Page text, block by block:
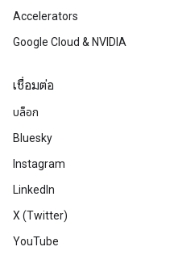
Accelerators
Google Cloud & NVIDIA
เชื่อมต่อ
บล็อก
Bluesky
Instagram
LinkedIn
X (Twitter)
YouTube